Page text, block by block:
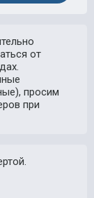
от
просим
при